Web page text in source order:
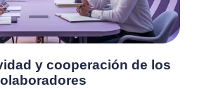
y cooperación de los